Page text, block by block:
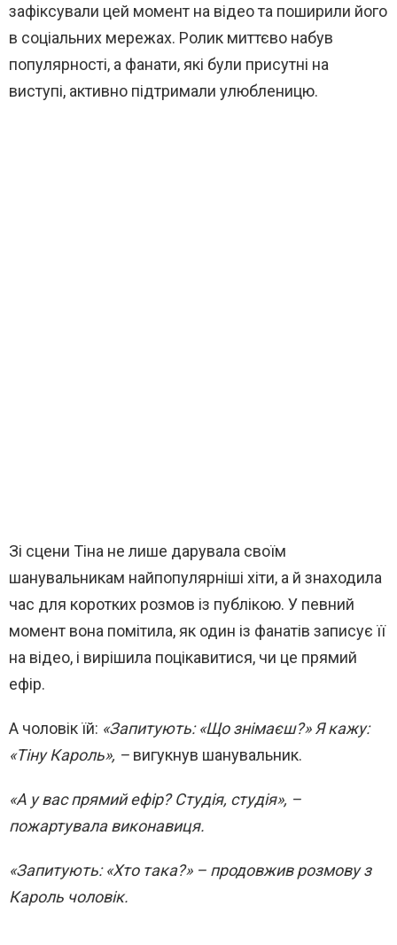
зафіксували цей момент на відео та поширили його
в соціальних мережах. Ролик миттєво набув
популярності, а фанати, які були присутні на
виступі, активно підтримали улюбленицю.
Зі сцени Тіна не лише дарувала своїм
шанувальникам найпопулярніші хіти, а й знаходила
час для коротких розмов із публікою. У певний
момент вона помітила, як один із фанатів записує її
на відео, і вирішила поцікавитися, чи це прямий
ефір.
А чоловік їй: «Запитують: «Що знімаєш?» Я кажу:
«Тіну Кароль», – вигукнув шанувальник.
«А у вас прямий ефір? Студія, студія», –
пожартувала виконавиця.
«Запитують: «Хто така?» – продовжив розмову з
Кароль чоловік.